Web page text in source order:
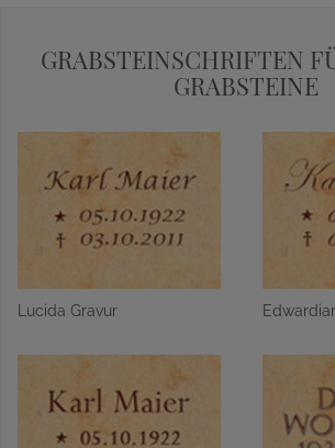
GRABSTEINSCHRIFTEN
GRABSTEINE
Lucida Gravur